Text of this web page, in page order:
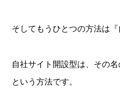
そしてもうひとつの方法は『
自社サイト開設型は、その
という方法です。